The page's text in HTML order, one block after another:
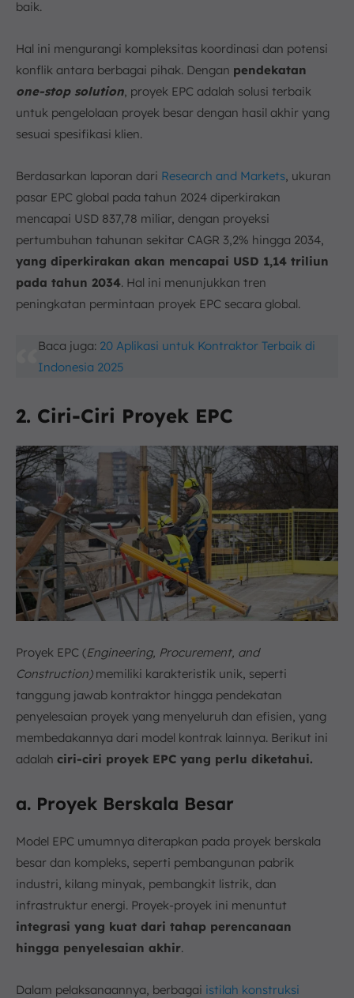
baik.
Hal ini mengurangi kompleksitas koordinasi dan potensi
konflik antara berbagai pihak. Dengan pendekatan
one-stop solution, proyek EPC adalah solusi terbaik
untuk pengelolaan proyek besar dengan hasil akhir yang
sesuai spesifikasi klien.
Berdasarkan laporan dari Research and Markets, ukuran
pasar EPC global pada tahun 2024 diperkirakan
mencapai USD 837,78 miliar, dengan proyeksi
pertumbuhan tahunan sekitar CAGR 3,2% hingga 2034,
yang diperkirakan akan mencapai USD 1,14 triliun
pada tahun 2034. Hal ini menunjukkan tren
peningkatan permintaan proyek EPC secara global.
Baca juga: 20 Aplikasi untuk Kontraktor Terbaik di
Indonesia 2025
2. Ciri-Ciri Proyek EPC
Proyek EPC (Engineering, Procurement, and
Construction) memiliki karakteristik unik, seperti
tanggung jawab kontraktor hingga pendekatan
penyelesaian proyek yang menyeluruh dan efisien, yang
membedakannya dari model kontrak lainnya. Berikut ini
adalah ciri-ciri proyek EPC yang perlu diketahui.
a. Proyek Berskala Besar
Model EPC umumnya diterapkan pada proyek berskala
besar dan kompleks, seperti pembangunan pabrik
industri, kilang minyak, pembangkit listrik, dan
infrastruktur energi. Proyek-proyek ini menuntut
integrasi yang kuat dari tahap perencanaan
hingga penyelesaian akhir.
Dalam pelaksanaannya, berbagai istilah konstruksi